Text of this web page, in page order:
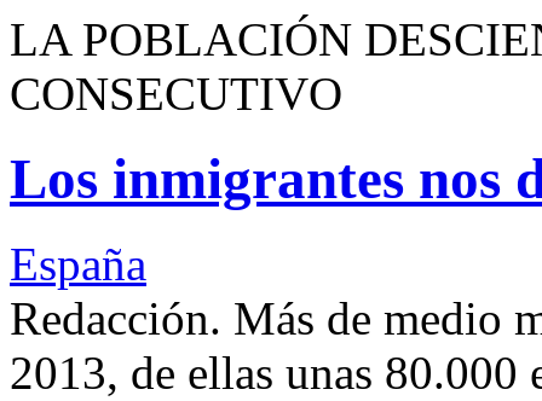
LA POBLACIÓN
CONSECUTIVO
Los inmigrantes nos
España
Redacción. Más de medio
2013, de ellas unas 80.000